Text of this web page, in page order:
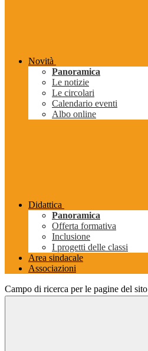
Novità
Panoramica
Le notizie
Le circolari
Calendario eventi
Albo online
Didattica
Panoramica
Offerta formativa
Inclusione
I progetti delle classi
Area sindacale
Associazioni
Campo di ricerca per le pagine del sito